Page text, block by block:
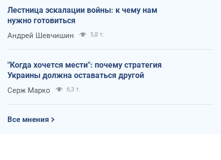
Лестница эскалации войны: к чему нам
нужно готовиться
Андрей Шевчишин 5,8 т.
"Когда хочется мести": почему стратегия
Украины должна оставаться другой
Серж Марко 6,3 т.
Все мнения